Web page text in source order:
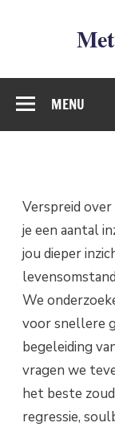
De weg naar
MENU
Verspreid
je een aantal
jou dieper
We
voor snellere
begeleiding
vragen we
het beste
regressie,